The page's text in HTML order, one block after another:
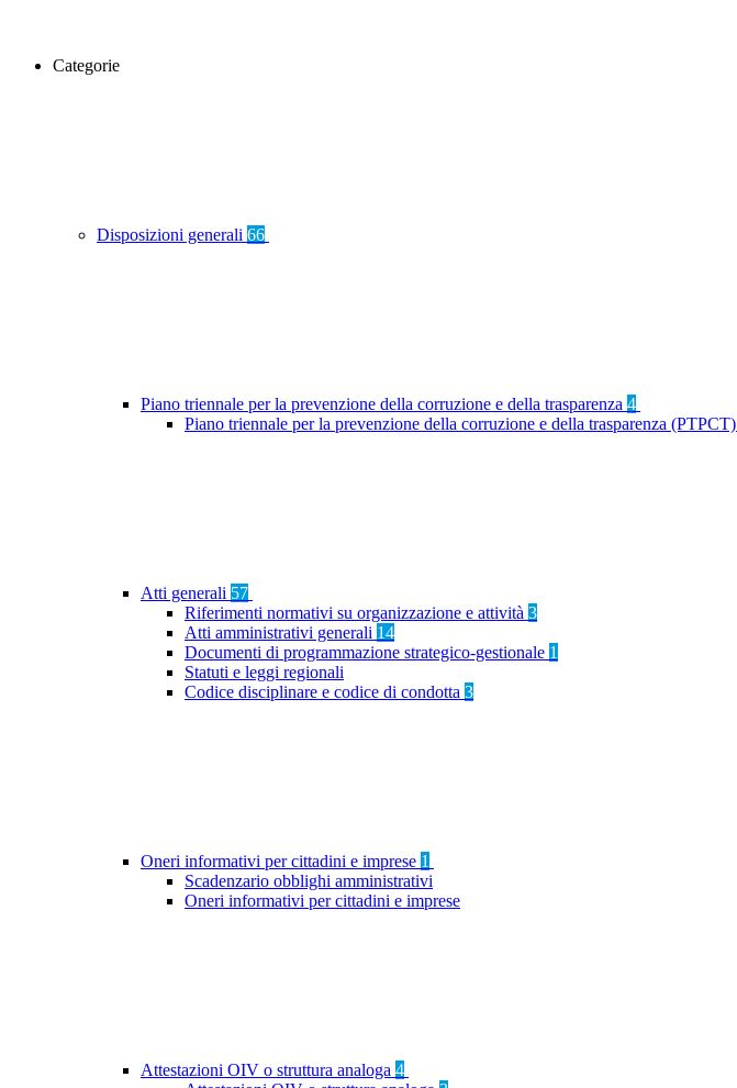
Categorie
Disposizioni generali 66
Piano triennale per la prevenzione della corruzione e della trasparenza 4
Piano triennale per la prevenzione della corruzione e della trasparenza (PTPCT)
Atti generali 57
Riferimenti normativi su organizzazione e attività 3
Atti amministrativi generali 14
Documenti di programmazione strategico-gestionale 1
Statuti e leggi regionali
Codice disciplinare e codice di condotta 3
Oneri informativi per cittadini e imprese 1
Scadenzario obblighi amministrativi
Oneri informativi per cittadini e imprese
Attestazioni OIV o struttura analoga 4